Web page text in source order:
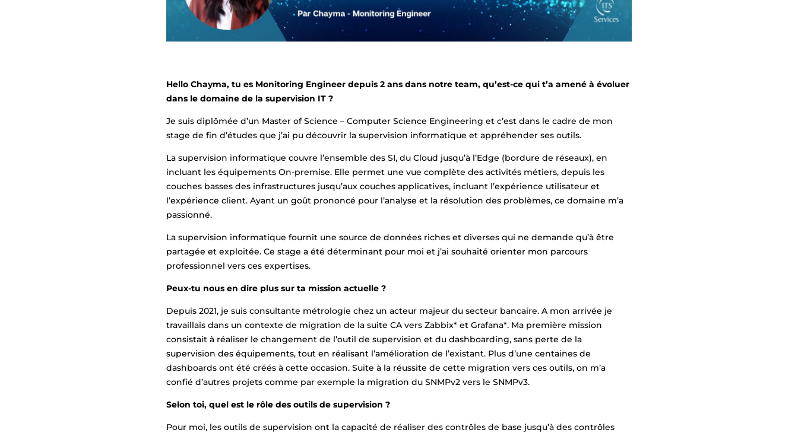
Hello Chayma, tu es Monitoring Engineer depuis 2 ans dans notre team, qu’est-ce qui t’a amené à évoluer
dans le domaine de la supervision IT ?
Je suis diplômée d’un Master of Science – Computer Science Engineering et c’est dans le cadre de mon
stage de fin d’études que j’ai pu découvrir la supervision informatique et appréhender ses outils.
La supervision informatique couvre l’ensemble des SI, du Cloud jusqu’à l’Edge (bordure de réseaux), en
incluant les équipements On-premise. Elle permet une vue complète des activités métiers, depuis les
couches basses des infrastructures jusqu’aux couches applicatives, incluant l’expérience utilisateur et
l’expérience client. Ayant un goût prononcé pour l’analyse et la résolution des problèmes, ce domaine m’a
passionné.
La supervision informatique fournit une source de données riches et diverses qui ne demande qu’à être
partagée et exploitée. Ce stage a été déterminant pour moi et j’ai souhaité orienter mon parcours
professionnel vers ces expertises.
Peux-tu nous en dire plus sur ta mission actuelle ?
Depuis 2021, je suis consultante métrologie chez un acteur majeur du secteur bancaire. A mon arrivée je
travaillais dans un contexte de migration de la suite CA vers Zabbix* et Grafana*. Ma première mission
consistait à réaliser le changement de l’outil de supervision et du dashboarding, sans perte de la
supervision des équipements, tout en réalisant l’amélioration de l’existant. Plus d’une centaines de
dashboards ont été créés à cette occasion. Suite à la réussite de cette migration vers ces outils, on m’a
confié d’autres projets comme par exemple la migration du SNMPv2 vers le SNMPv3.
Selon toi, quel est le rôle des outils de supervision ?
Pour moi, les outils de supervision ont la capacité de réaliser des contrôles de base jusqu’à des contrôles